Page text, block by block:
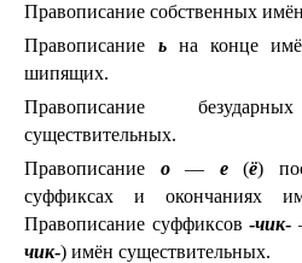
Правописание собственных
Правописание ьна конце
шипящих.
Правописание
существительных.
Правописание о— е(ё)
суффиксах и окончаниях
Правописание суффиксов-чик-
чик-) имён существительных.